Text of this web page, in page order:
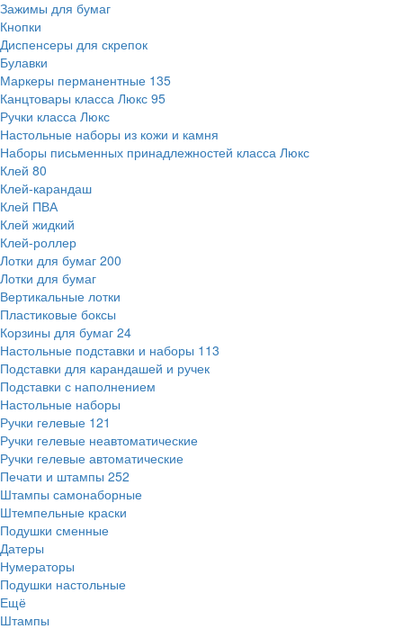
Зажимы для бумаг
Кнопки
Диспенсеры для скрепок
Булавки
Маркеры перманентные 135
Канцтовары класса Люкс 95
Ручки класса Люкс
Настольные наборы из кожи и камня
Наборы письменных принадлежностей класса Люкс
Клей 80
Клей-карандаш
Клей ПВА
Клей жидкий
Клей-роллер
Лотки для бумаг 200
Лотки для бумаг
Вертикальные лотки
Пластиковые боксы
Корзины для бумаг 24
Настольные подставки и наборы 113
Подставки для карандашей и ручек
Подставки с наполнением
Настольные наборы
Ручки гелевые 121
Ручки гелевые неавтоматические
Ручки гелевые автоматические
Печати и штампы 252
Штампы самонаборные
Штемпельные краски
Подушки сменные
Датеры
Нумераторы
Подушки настольные
Ещё
Штампы